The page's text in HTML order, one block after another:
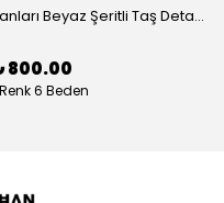
Yanları Beyaz Şeritli Taş Detaylı Takım
800.00
6 Beden